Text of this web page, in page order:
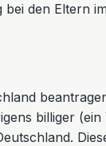
den Eltern
billiger